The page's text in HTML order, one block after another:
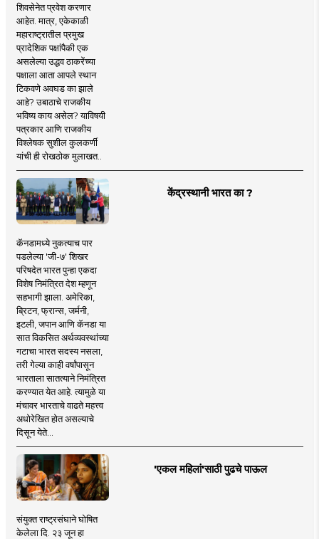
शिवसेनेत प्रवेश करणार
आहेत. मात्र, एकेकाळी
महाराष्ट्रातील प्रमुख
प्रादेशिक पक्षांपैकी एक
असलेल्या उद्धव ठाकरेंच्या
पक्षाला आता आपले स्थान
टिकवणे अवघड का झाले
आहे? उबाठाचे राजकीय
भविष्य काय असेल? याविषयी
पत्रकार आणि राजकीय
विश्लेषक सुशील कुलकर्णी
यांची ही रोखठोक मुलाखत..
केंद्रस्थानी भारत का ?
कॅनडामध्ये नुकत्याच पार
पडलेल्या 'जी-७' शिखर
परिषदेत भारत पुन्हा एकदा
विशेष निमंत्रित देश म्हणून
सहभागी झाला. अमेरिका,
ब्रिटन, फ्रान्स, जर्मनी,
इटली, जपान आणि कॅनडा या
सात विकसित अर्थव्यवस्थांच्या
गटाचा भारत सदस्य नसला,
तरी गेल्या काही वर्षांपासून
भारताला सातत्याने निमंत्रित
करण्यात येत आहे. त्यामुळे या
मंचावर भारताचे वाढते महत्त्व
अधोरेखित होत असल्याचे
दिसून येते...
'एकल महिलां'साठी पुढचे पाऊल
संयुक्त राष्ट्रसंघाने घोषित
केलेला दि. २३ जून हा